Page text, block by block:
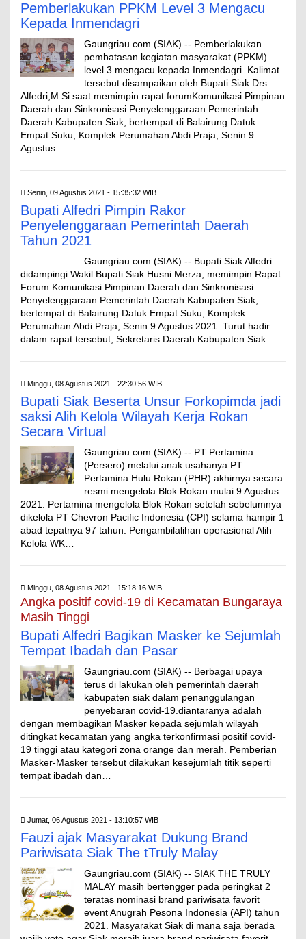
Pemberlakukan PPKM Level 3 Mengacu
Kepada Inmendagri
Gaungriau.com (SIAK) -- Pemberlakukan
pembatasan kegiatan masyarakat (PPKM)
level 3 mengacu kepada Inmendagri. Kalimat
tersebut disampaikan oleh Bupati Siak Drs
Alfedri,M.Si saat memimpin rapat forumKomunikasi Pimpinan
Daerah dan Sinkronisasi Penyelenggaraan Pemerintah
Daerah Kabupaten Siak, bertempat di Balairung Datuk
Empat Suku, Komplek Perumahan Abdi Praja, Senin 9
Agustus…
Senin, 09 Agustus 2021 - 15:35:32 WIB
Bupati Alfedri Pimpin Rakor
Penyelenggaraan Pemerintah Daerah
Tahun 2021
Gaungriau.com (SIAK) -- Bupati Siak Alfedri
didampingi Wakil Bupati Siak Husni Merza, memimpin Rapat
Forum Komunikasi Pimpinan Daerah dan Sinkronisasi
Penyelenggaraan Pemerintah Daerah Kabupaten Siak,
bertempat di Balairung Datuk Empat Suku, Komplek
Perumahan Abdi Praja, Senin 9 Agustus 2021. Turut hadir
dalam rapat tersebut, Sekretaris Daerah Kabupaten Siak…
Minggu, 08 Agustus 2021 - 22:30:56 WIB
Bupati Siak Beserta Unsur Forkopimda jadi
saksi Alih Kelola Wilayah Kerja Rokan
Secara Virtual
Gaungriau.com (SIAK) -- PT Pertamina
(Persero) melalui anak usahanya PT
Pertamina Hulu Rokan (PHR) akhirnya secara
resmi mengelola Blok Rokan mulai 9 Agustus
2021. Pertamina mengelola Blok Rokan setelah sebelumnya
dikelola PT Chevron Pacific Indonesia (CPI) selama hampir 1
abad tepatnya 97 tahun. Pengambilalihan operasional Alih
Kelola WK…
Minggu, 08 Agustus 2021 - 15:18:16 WIB
Angka positif covid-19 di Kecamatan Bungaraya
Masih Tinggi
Bupati Alfedri Bagikan Masker ke Sejumlah
Tempat Ibadah dan Pasar
Gaungriau.com (SIAK) -- Berbagai upaya
terus di lakukan oleh pemerintah daerah
kabupaten siak dalam penanggulangan
penyebaran covid-19.diantaranya adalah
dengan membagikan Masker kepada sejumlah wilayah
ditingkat kecamatan yang angka terkonfirmasi positif covid-
19 tinggi atau kategori zona orange dan merah. Pemberian
Masker-Masker tersebut dilakukan kesejumlah titik seperti
tempat ibadah dan…
Jumat, 06 Agustus 2021 - 13:10:57 WIB
Fauzi ajak Masyarakat Dukung Brand
Pariwisata Siak The tTruly Malay
Gaungriau.com (SIAK) -- SIAK THE TRULY
MALAY masih bertengger pada peringkat 2
teratas nominasi brand pariwisata favorit
event Anugrah Pesona Indonesia (API) tahun
2021. Masyarakat Siak di mana saja berada